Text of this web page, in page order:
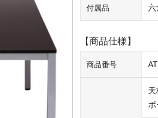
付属品 六
【商品仕様】
商品番号
ボ